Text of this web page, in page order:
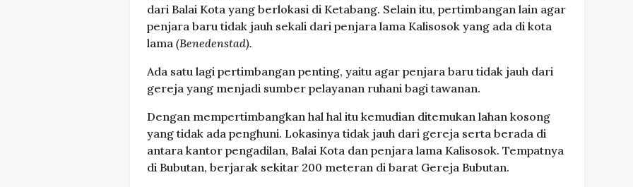
dari Balai Kota yang berlokasi di Ketabang. Selain itu, pertimbangan lain agar
penjara baru tidak jauh sekali dari penjara lama Kalisosok yang ada di kota
lama (Benedenstad).
Ada satu lagi pertimbangan penting, yaitu agar penjara baru tidak jauh dari
gereja yang menjadi sumber pelayanan ruhani bagi tawanan.
Dengan mempertimbangkan hal hal itu kemudian ditemukan lahan kosong
yang tidak ada penghuni. Lokasinya tidak jauh dari gereja serta berada di
antara kantor pengadilan, Balai Kota dan penjara lama Kalisosok. Tempatnya
di Bubutan, berjarak sekitar 200 meteran di barat Gereja Bubutan.